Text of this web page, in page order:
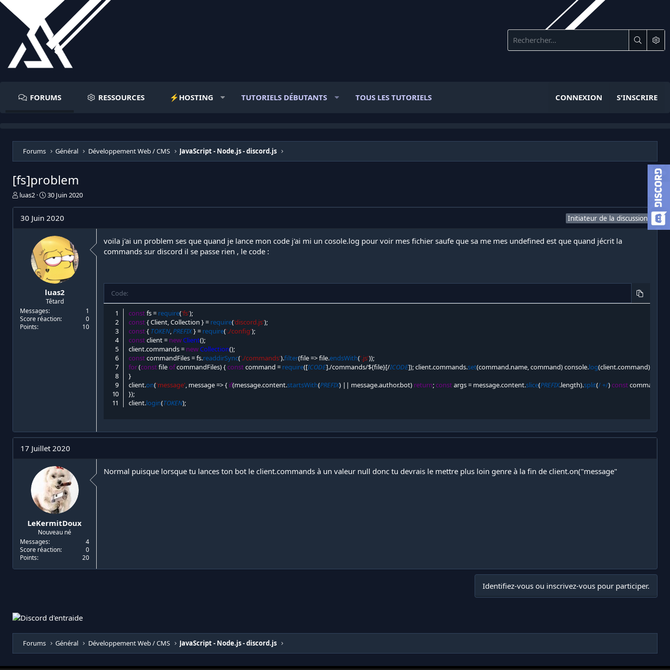
FORUMS RESSOURCES ⚡️HOSTING TUTORIELS DÉBUTANTS TOUS LES TUTORIELS CONNEXION S'INSCRIRE
Forums Général Développement Web / CMS JavaScript - Node.js - discord.js
[fs]problem
I
t
a
d
luas2
D
e
e
é
b
u
t
30 Juin 2020
30 Juin 2020 Initiateur de la discussion
luas2
Têtard
Messages
1
Score réaction
0
Points
10
voila j'ai un problem ses que quand je lance mon code j'ai mi un cosole.log pour voir mes fichier saufe que sa me mes undefined est que quand jécrit la
commands sur discord il se passe rien , le code :
Code:
const fs = require('fs');
const{ Client, Collection }= require('discord.js');
const{ TOKEN,PREFIX}= require('./config');
const client = newClient();
client.commands = newCollection();
const commandFiles = fs.readdirSync('./commands').filter(file=> file.endsWith('.js'));
for(const file of commandFiles){const command = require([ICODE]./commands/${file}[/ICODE]); client.commands.set(command.name, command) console.log(client.command)
}
client.on('message', message=>{ if(message.content.startsWith(PREFIX) || message.author.bot) return;const args = message.content.slice(PREFIX.length).split(/ +/)const command
});
client.login(TOKEN);
17 Juillet 2020
LeKermitDoux
Nouveau né
Messages
4
Score réaction
0
Points
20
Normal puisque lorsque tu lances ton bot le client.commands à un valeur null donc tu devrais le mettre plus loin genre à la fin de client.on("message"
Identifiez-vous ou inscrivez-vous pour participer.
Forums Général Développement Web / CMS JavaScript - Node.js - discord.js